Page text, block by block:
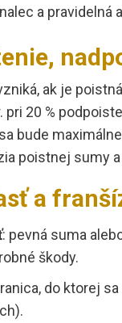
a pravidelná
ak je
pri 20 %
bude
poistnej sumy
a
: pevná suma
škody.
do ktorej